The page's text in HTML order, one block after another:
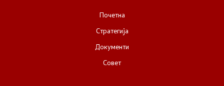
Почетна
Стратегија
Документи
Совет